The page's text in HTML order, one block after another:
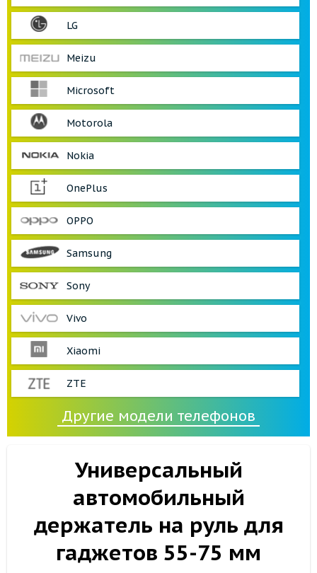
LG
Meizu
Microsoft
Motorola
Nokia
OnePlus
OPPO
Samsung
Sony
Vivo
Xiaomi
ZTE
Другие модели телефонов
Универсальный
автомобильный
держатель на руль для
гаджетов 55-75 мм